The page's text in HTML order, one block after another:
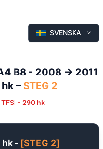
SVENSKA
B8 - 2008 -> 2011
hk– STEG 2
TFSi - 290 hk
hk - [STEG 2]